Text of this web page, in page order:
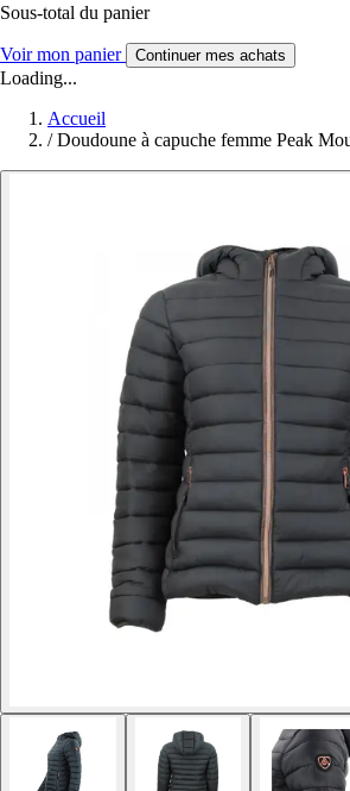
Sous-total du panier
Voir mon panier Continuer mes achats
Loading...
Accueil
/ Doudoune à capuche femme Peak